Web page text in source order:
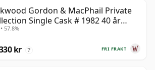
Gordon & MacPhail Private
Single Cask # 1982 40 år
57.8%
FRI FRAKT
kr ?